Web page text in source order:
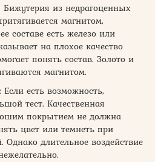
Бижутерия из недрагоценных
магнитом,
составе есть железо или
на плохое качество
понять состав. Золото и
магнитом.
: Если есть возможность,
тест. Качественная
покрытием не должна
цвет или темнеть при
Однако длительное воздействие